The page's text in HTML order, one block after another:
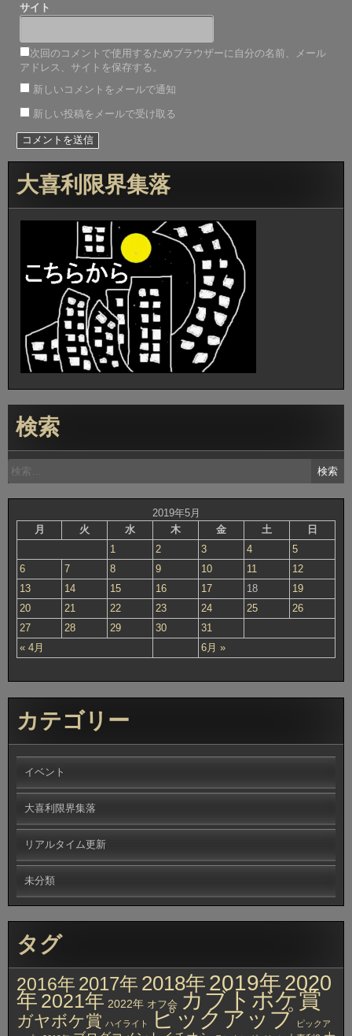
サイト
次回のコメントで使用するためブラウザーに自分の名前、メール
アドレス、サイトを保存する。
新しいコメントをメールで通知
新しい投稿をメールで受け取る
大喜利限界集落
検索
検
索:
2019年5月
月
火 水 木 金 土 日
« 4月 6月 »
1 2 3 4
5
6
7 8 9 10 11
12
13
14 15 16 17 18
19
20
21 22 23 24 25
26
27
28 29 30 31
カテゴリー
イベント
大喜利限界集落
リアルタイム更新
未分類
タグ
2016年 2017年 2018年 2019年2020
年 2021年 2022年 オフ会 カブトボケ賞
ガヤボケ賞 ハイライト ピックアップ ピックア